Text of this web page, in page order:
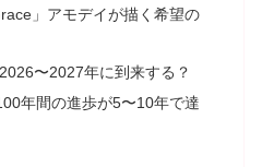
」アモデイが描く希望の
〜2027年に到来する？
年間の進歩が5〜10年で達